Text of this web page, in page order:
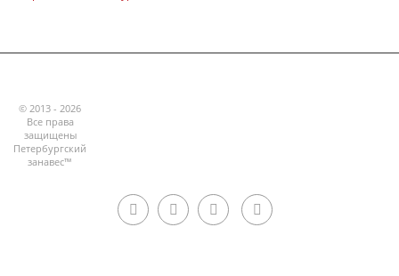
© 2013 - 2026
Все права
защищены
Петербургский
занавес™